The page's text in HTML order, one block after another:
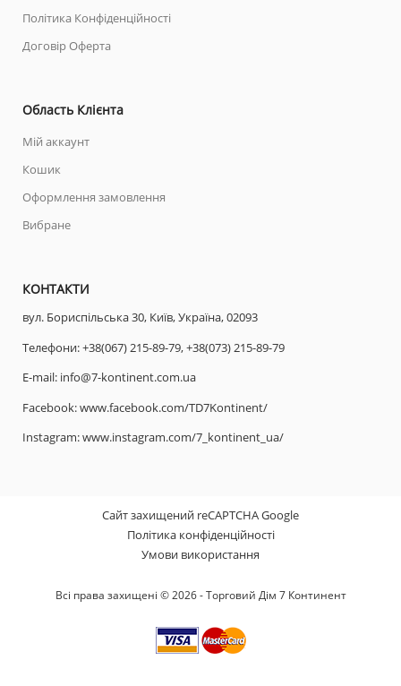
Політика Конфіденційності
Договір Оферта
Область Клієнта
Мій аккаунт
Кошик
Оформлення замовлення
Вибране
КОНТАКТИ
вул. Бориспільська 30, Київ, Україна, 02093
Телефони:+38(067) 215-89-79,+38(073) 215-89-79
E-mail: info@7-kontinent.com.ua
Facebook:www.facebook.com/TD7Kontinent/
Instagram:www.instagram.com/7_kontinent_ua/
Сайт захищений reCAPTCHA Google
Політика конфіденційності
Умови використання
Всі права захищені © 2026 - Торговий Дім 7 Континент